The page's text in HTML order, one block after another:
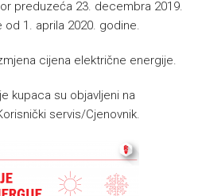
preduzeća 23. decembra 2019.
1. aprila 2020. godine.
cijena električne energije.
kupaca su objavljeni na
servis/Cjenovnik.